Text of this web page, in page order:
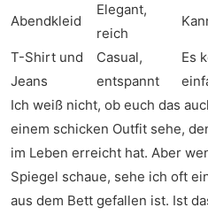
Abendkleid
Elegant,
reich
T-Shirt und
Jeans
Casual,
entspannt
Es
Ich weiß nicht, ob euch das
einem schicken Outfit sehe,
im Leben erreicht hat. Aber
Spiegel schaue, sehe ich oft
aus dem Bett gefallen ist. Ist